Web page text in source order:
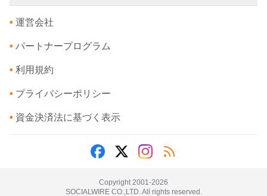
• 運営会社
• パートナープログラム
• 利用規約
• プライバシーポリシー
• 資金決済法に基づく表示
Copyright 2001-2026
SOCIALWIRE CO.,LTD. All rights reserved.